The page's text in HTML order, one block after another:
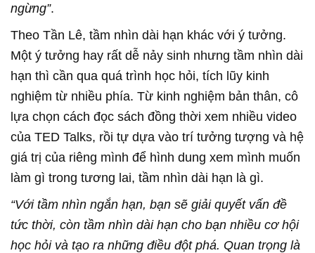
ngừng”.
Theo Tần Lê, tầm nhìn dài hạn khác với ý tưởng.
Một ý tưởng hay rất dễ nảy sinh nhưng tầm nhìn dài
hạn thì cần qua quá trình học hỏi, tích lũy kinh
nghiệm từ nhiều phía. Từ kinh nghiệm bản thân, cô
lựa chọn cách đọc sách đồng thời xem nhiều video
của TED Talks, rồi tự dựa vào trí tưởng tượng và hệ
giá trị của riêng mình để hình dung xem mình muốn
làm gì trong tương lai, tầm nhìn dài hạn là gì.
“Với tầm nhìn ngắn hạn, bạn sẽ giải quyết vấn đề
tức thời, còn tầm nhìn dài hạn cho bạn nhiều cơ hội
học hỏi và tạo ra những điều đột phá. Quan trọng là